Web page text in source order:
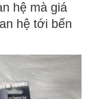
hệ mà giá
hệ tới bến